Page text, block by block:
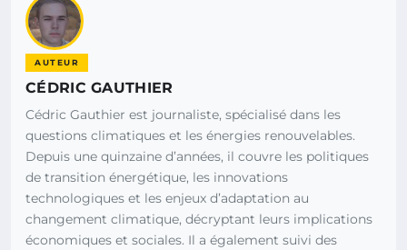
AUTEUR
CÉDRIC GAUTHIER
Cédric Gauthier est journaliste, spécialisé dans les
questions climatiques et les énergies renouvelables.
Depuis une quinzaine d’années, il couvre les politiques
de transition énergétique, les innovations
technologiques et les enjeux d’adaptation au
changement climatique, décryptant leurs implications
économiques et sociales. Il a également suivi des